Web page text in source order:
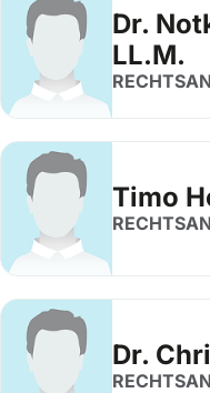
Dr.
LL.M.
Timo
Dr.